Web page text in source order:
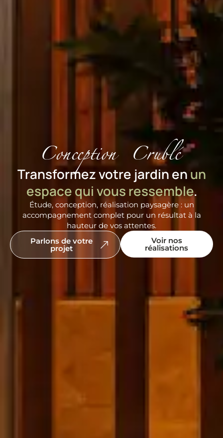
Conception Crublé
Transformez votre jardin enun
espace qui vous ressemble.
Étude, conception, réalisation paysagère : un
accompagnement complet pour un résultat à la
hauteur de vos attentes.
Parlons de votre
projet
Voir nos
réalisations